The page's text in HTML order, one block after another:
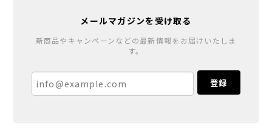
メールマガジンを受け取る
新商品やキャンペーンなどの最新情報をお届けいたしま
す。
登録